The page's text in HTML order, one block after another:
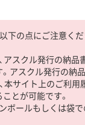
下の点にご注意くだ
アスクル発行の納
アスクル発行の納
本サイト上のご利
とが可能です。
ボールもしくは袋